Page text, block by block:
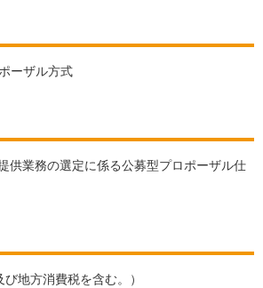
ーザル方式
供業務の選定に係る公募型プロポーザル仕
地方消費税を含む。）